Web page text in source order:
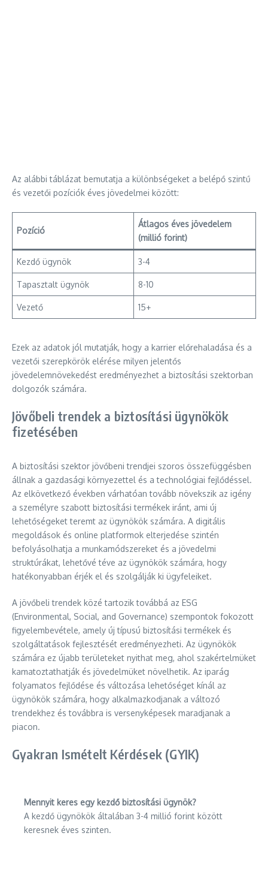
Az alábbi táblázat bemutatja a különbségeket a belépő szintű
és vezetői pozíciók éves jövedelmei között:
Pozíció
Átlagos éves jövedelem
(millió forint)
Kezdő ügynök 3-4
Tapasztalt ügynök 8-10
Vezető 15+
Ezek az adatok jól mutatják, hogy a karrier előrehaladása és a
vezetői szerepkörök elérése milyen jelentős
jövedelemnövekedést eredményezhet a biztosítási szektorban
dolgozók számára.
Jövőbeli trendek a biztosítási ügynökök
fizetésében
A biztosítási szektor jövőbeni trendjei szoros összefüggésben
állnak a gazdasági környezettel és a technológiai fejlődéssel.
Az elkövetkező években várhatóan tovább növekszik az igény
a személyre szabott biztosítási termékek iránt, ami új
lehetőségeket teremt az ügynökök számára. A digitális
megoldások és online platformok elterjedése szintén
befolyásolhatja a munkamódszereket és a jövedelmi
struktúrákat, lehetővé téve az ügynökök számára, hogy
hatékonyabban érjék el és szolgálják ki ügyfeleiket.
A jövőbeli trendek közé tartozik továbbá az ESG
(Environmental, Social, and Governance) szempontok fokozott
figyelembevétele, amely új típusú biztosítási termékek és
szolgáltatások fejlesztését eredményezheti. Az ügynökök
számára ez újabb területeket nyithat meg, ahol szakértelmüket
kamatoztathatják és jövedelmüket növelhetik. Az iparág
folyamatos fejlődése és változása lehetőséget kínál az
ügynökök számára, hogy alkalmazkodjanak a változó
trendekhez és továbbra is versenyképesek maradjanak a
piacon.
Gyakran Ismételt Kérdések (GYIK)
Mennyit keres egy kezdő biztosítási ügynök?
A kezdő ügynökök általában 3-4 millió forint között
keresnek éves szinten.